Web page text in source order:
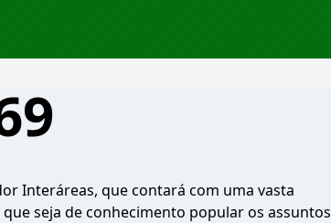
Interáreas, que contará com uma vasta
seja de conhecimento popular os assuntos